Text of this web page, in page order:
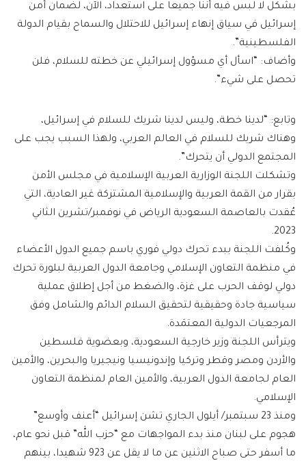
بشكل لا لبس فيه أننا جميعا على استعداد، الآن، لضمان أمن
إسرائيل في سياق إنهاء إسرائيل للاحتلال والسماح بقيام الدولة
الفلسطينية”.
وأضاف: “اسأل أي مسؤول إسرائيلي عن خطته للسلام، فلن
تحصل على شيء”.
وتابع: “لدينا خطة، وليس لدينا شريك للسلام في إسرائيل،
وهناك شريك للسلام في العالم العربي، ولهذا السبب يجب على
المجتمع الدولي أن يتحرك”.
وتشكلت اللجنة الوزارية العربية الإسلامية في مجلس الأمن
بقرار من القمة العربية والإسلامية المشتركة غير العادية، التي
عُقدت بالعاصمة السعودية الرياض في نوفمبر/تشرين الثاني
2023.
وكُلفت اللجنة ببدء تحرك دولي فوري باسم جميع الدول الأعضاء
في منظمة التعاون الإسلامي وجامعة الدول العربية لبلورة تحرك
دولي لوقف الحرب على غزة، والضغط من أجل إطلاق عملية
سياسية جادة وحقيقية لتحقيق السلام الدائم والشامل وفق
المرجعيات الدولية المعتمَدة.
ويترأس اللجنة وزير خارجية السعودية، وبعضوية فلسطين
والأردن ومصر وقطر وتركيا وإندونيسيا ونيجيريا والبحرين، والأمين
العام لجامعة الدول العربية، والأمين العام لمنظمة التعاون
الإسلامي.
ومنذ 23 سبتمبر/ أيلول الجاري تشن إسرائيل “أعنف وأوسع”
هجوم على لبنان منذ بدء المواجهات مع “حزب الله” قبل نحو عام،
ما أسفر حتى صباح الاثنين عن ما لا يقل عن 923 شهيدا، بينهم